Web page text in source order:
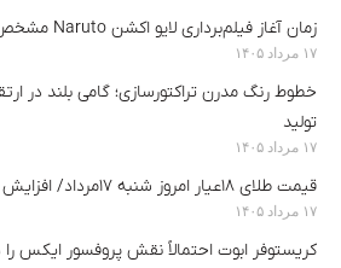
زمان آغاز فیلم‌برداری لایو اکشن Naruto مشخص شد
۱۷ مرداد ۱۴۰۵
خطوط رنگ مدرن تراکتورسازی؛ گامی بلند در
تولید
۱۷ مرداد ۱۴۰۵
قیمت طلای ۱۸عیار امروز شنبه ۱۷مرداد/ افزایش قیمت + جدول و جزئیات
۱۷ مرداد ۱۴۰۵